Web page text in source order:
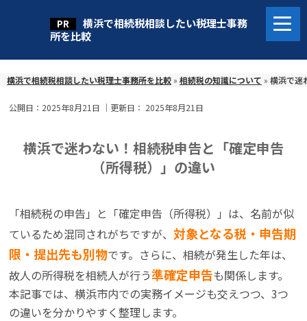
横浜で相続税相談したい税理士事務
所を比較
横浜で相続税相談したい税理士事務所を比較 » 相続税の知識について » 横浜で迷
公開日： 2025年8月21日 ｜更新日： 2025年8月21日
横浜で迷わない！相続税申告と「確定申告
（所得税）」の違い
「相続税の申告」と「確定申告（所得税）」は、名前が似
ているため混同されがちですが、対象となる税・申告期
限・提出先も別物です。さらに、相続が発生した年は、
故人の所得税を相続人が行う準確定申告も関係します。
本記事では、横浜市内での実務イメージも交えつつ、3つ
の違いを分かりやすく整理します。